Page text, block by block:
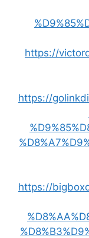
https://
https://
https://